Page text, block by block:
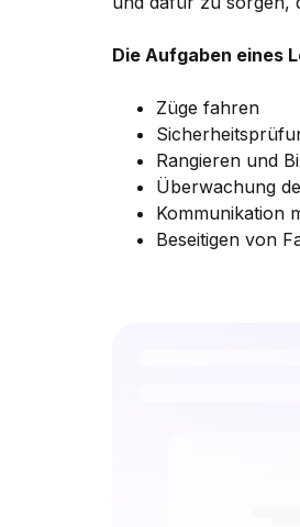
Die Aufgaben eines
Züge fahren
Rangieren und
Überwachung
Kommunikation
Beseitigen von